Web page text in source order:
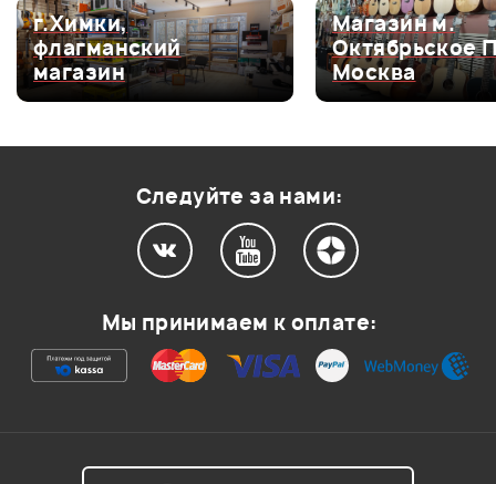
Оценка5
0
Оценка4
0
Оценка3
0
Ваша оценка:
г.Химки,
флагманский
магазин
Магазин м.
Октябрьское
Москва
Следуйте за нами:
Мы принимаем к оплате: